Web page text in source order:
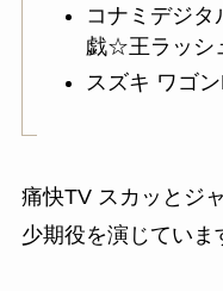
コナミデジ
戯☆王ラッシ
スズキ ワゴ
痛快TV スカッとジ
少期役を演じていま